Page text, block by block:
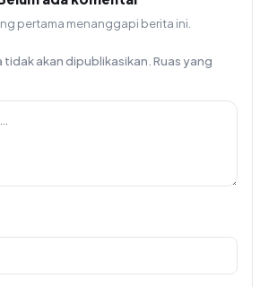
pertama menanggapi berita ini.
tidak akan dipublikasikan. Ruas yang